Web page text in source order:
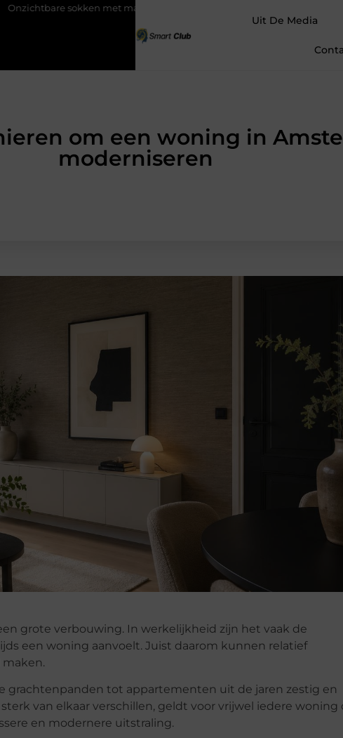
met maximaal comfort
Uit De Media
om een woning in
moderniseren
grote verbouwing. In werkelijkheid zijn het vaak de
een woning aanvoelt. Juist daarom kunnen relatief
grachtenpanden tot appartementen uit de jaren zestig en
van elkaar verschillen, geldt voor vrijwel iedere woning
en modernere uitstraling.